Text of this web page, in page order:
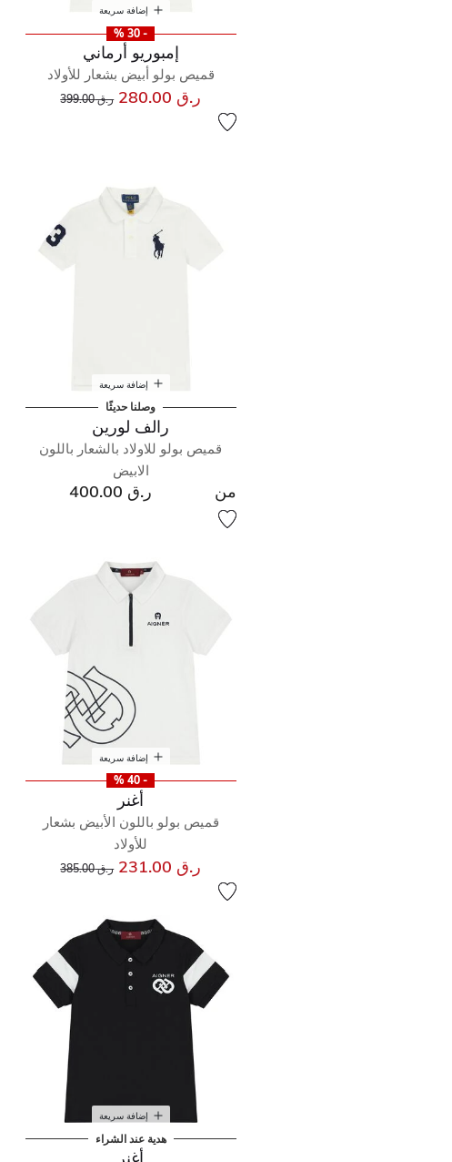
إضافة سريعة
- 30 %
إمبوريو أرماني
قميص بولو أبيض بشعار للأولاد
ر.ق 280.00 سعر مخفض من
ر.ق 399.00 إلى
إضافة سريعة
وصلنا حديثًا
رالف لورين
قميص بولو للاولاد بالشعار باللون
الابيض
من ر.ق 400.00
إضافة سريعة
- 40 %
أغنر
قميص بولو باللون الأبيض بشعار
للأولاد
ر.ق 231.00 سعر مخفض من
ر.ق 385.00 إلى
إضافة سريعة
هدية عند الشراء